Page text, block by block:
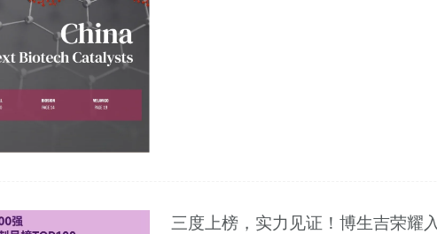
三度上榜，实力见证！博生吉荣耀